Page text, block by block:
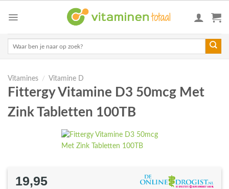
Vitamines / Vitamine D
Fittergy Vitamine D3 50mcg Met
Zink Tabletten 100TB
19,95